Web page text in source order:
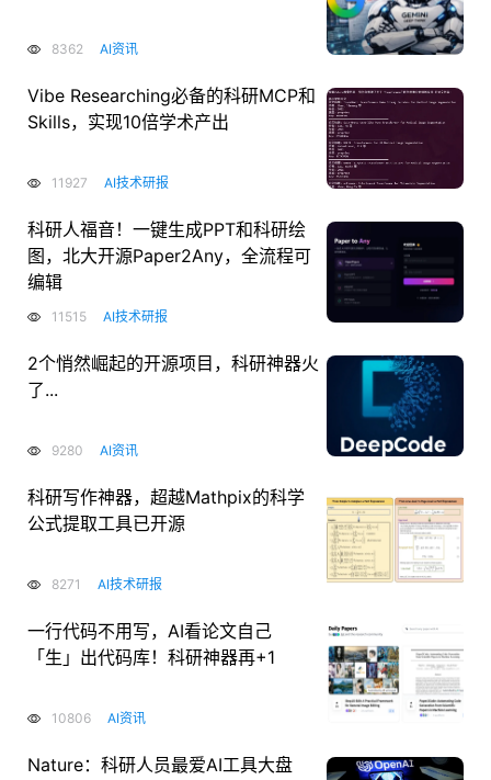
8362 AI资讯
Vibe Researching必备的科研MCP和
Skills，实现10倍学术产出
11927 AI技术研报
科研人福音！一键生成PPT和科研绘
图，北大开源Paper2Any，全流程可
编辑
11515 AI技术研报
2个悄然崛起的开源项目，科研神器火
了...
9280 AI资讯
科研写作神器，超越Mathpix的科学
公式提取工具已开源
8271 AI技术研报
一行代码不用写，AI看论文自己
「生」出代码库！科研神器再+1
10806 AI资讯
Nature：科研人员最爱AI工具大盘